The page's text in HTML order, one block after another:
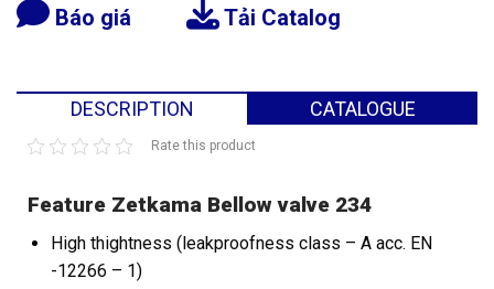
Báo giá Tải Catalog
DESCRIPTION CATALOGUE
Rate this product
Feature Zetkama Bellow valve 234
High thightness (leakproofness class – A acc. EN
-12266 – 1)